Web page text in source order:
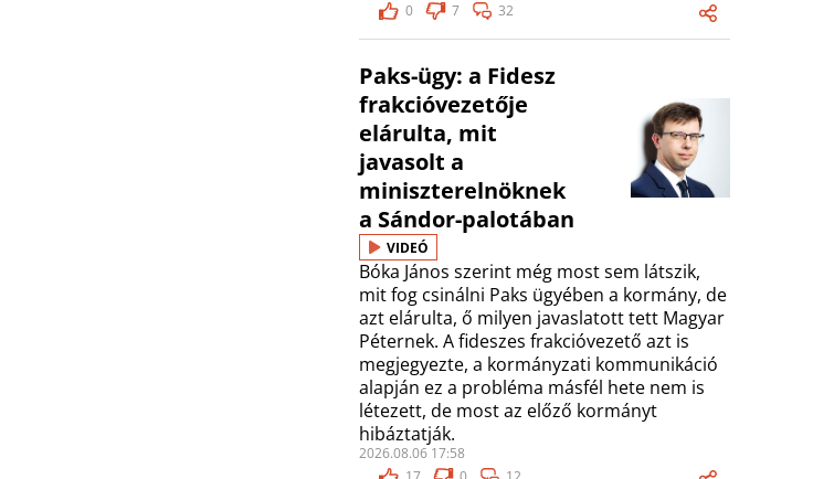
0
7 32
Paks-ügy: a Fidesz
frakcióvezetője
elárulta, mit
javasolt a
miniszterelnöknek
a Sándor-palotában
VIDEÓ
Bóka János szerint még most sem látszik,
mit fog csinálni Paks ügyében a kormány, de
azt elárulta, ő milyen javaslatott tett Magyar
Péternek. A fideszes frakcióvezető azt is
megjegyezte, a kormányzati kommunikáció
alapján ez a probléma másfél hete nem is
létezett, de most az előző kormányt
hibáztatják.
2026.08.06 17:58